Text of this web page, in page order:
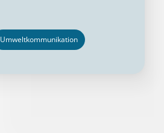
Umweltkommunikation